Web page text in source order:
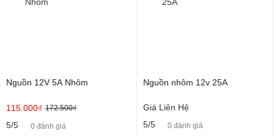
Nguồn 12V 5A Nhôm
115.000₫ 172.500₫
5/5 0 đánh giá
Nguồn nhôm 12v 25A
Giá Liên Hệ
5/5
0 đánh giá